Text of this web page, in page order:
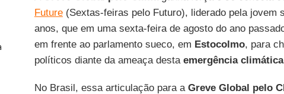
Future(Sextas-feiras pelo Futuro), liderado pela jovem
anos, que em uma sexta-feira de agosto do ano
em frente ao parlamento sueco, em Estocolmo, para
políticos diante da ameaça desta emergência climática
No Brasil, essa articulação para a Greve Global pelo